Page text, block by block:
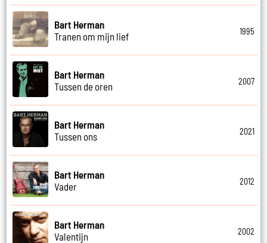
Bart Herman
Tranen om mijn lief
1995
Bart Herman
Tussen de oren
2007
Bart Herman
Tussen ons
2021
Bart Herman
Vader
2012
Bart Herman
Valentijn
2002